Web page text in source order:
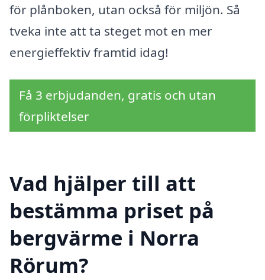
för plånboken, utan också för miljön. Så
tveka inte att ta steget mot en mer
energieffektiv framtid idag!
Få 3 erbjudanden, gratis och utan
förpliktelser
Vad hjälper till att
bestämma priset på
bergvärme i Norra
Rörum?